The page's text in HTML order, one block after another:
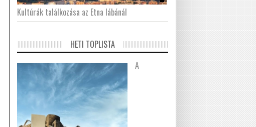
Kultúrák találkozása az Etna lábánál
HETI TOPLISTA
A